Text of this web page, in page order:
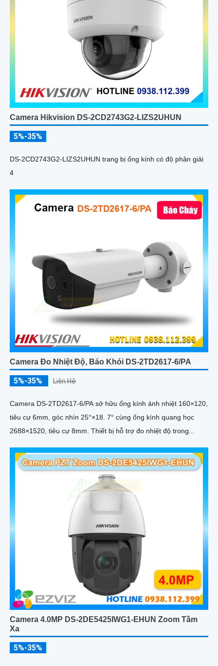
Camera Hikvision DS-2CD2743G2-LIZS2UHUN
5%-35%
DS-2CD2743G2-LIZS2UHUN trang bị ống kính có độ phân giải
4
Camera Đo Nhiệt Độ, Báo Khói DS-2TD2617-6/PA
5%-35% Liên Hệ
Camera DS-2TD2617-6/PA sở hữu ống kính ảnh nhiệt 160×120,
tiêu cự 6mm, góc nhìn 25°×18. 7° cùng ống kính quang học
2688×1520, tiêu cự 8mm. Thiết bị hỗ trợ đo nhiệt độ trong...
Camera 4.0MP DS-2DE5425IWG1-EHUN Zoom Tầm
Xa
5%-35%